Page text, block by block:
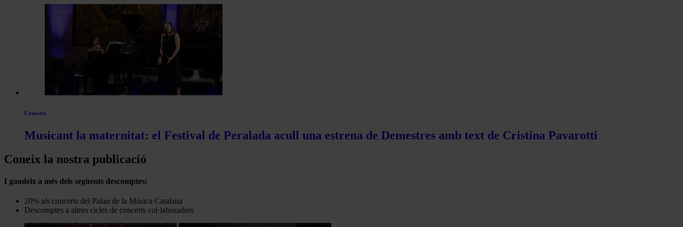
Concerts
Musicant la maternitat: el Festival de Peralada acull una estrena de Demestres amb text de Cristina Pavarotti
Coneix la nostra publicació
I gaudeix a més dels següents descomptes:
20% als concerts del Palau de la Música Catalana
Descomptes a altres cicles de concerts col·laboradors